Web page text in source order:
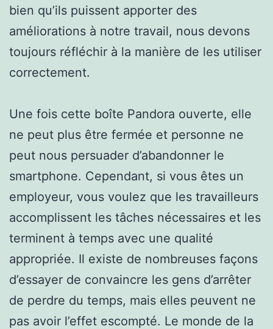
bien qu’ils puissent apporter des
améliorations à notre travail, nous devons
toujours réfléchir à la manière de les utiliser
correctement.
Une fois cette boîte Pandora ouverte, elle
ne peut plus être fermée et personne ne
peut nous persuader d’abandonner le
smartphone. Cependant, si vous êtes un
employeur, vous voulez que les travailleurs
accomplissent les tâches nécessaires et les
terminent à temps avec une qualité
appropriée. Il existe de nombreuses façons
d’essayer de convaincre les gens d’arrêter
de perdre du temps, mais elles peuvent ne
pas avoir l’effet escompté. Le monde de la